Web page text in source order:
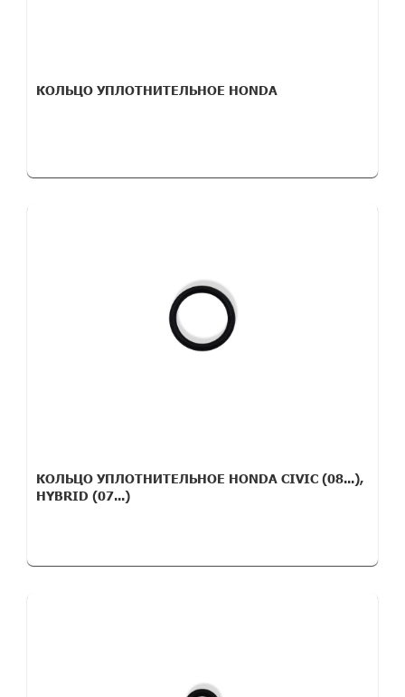
КОЛЬЦО УПЛОТНИТЕЛЬНОЕ HONDA
КОЛЬЦО УПЛОТНИТЕЛЬНОЕ HONDA CIVIC (08...),
HYBRID (07...)